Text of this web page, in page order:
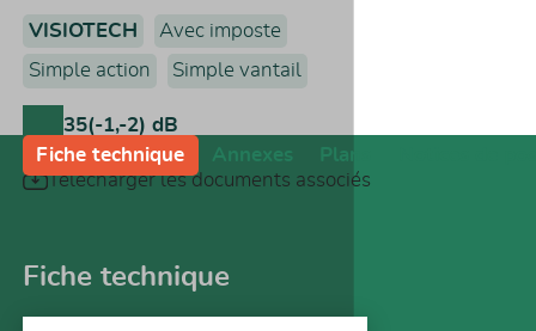
VISIOTECH
Avec imposte
Simple action
Simple vantail
35(-1,-2) dB
Télécharger les documents associés
Fiche technique Annexes Plans
Fiche technique